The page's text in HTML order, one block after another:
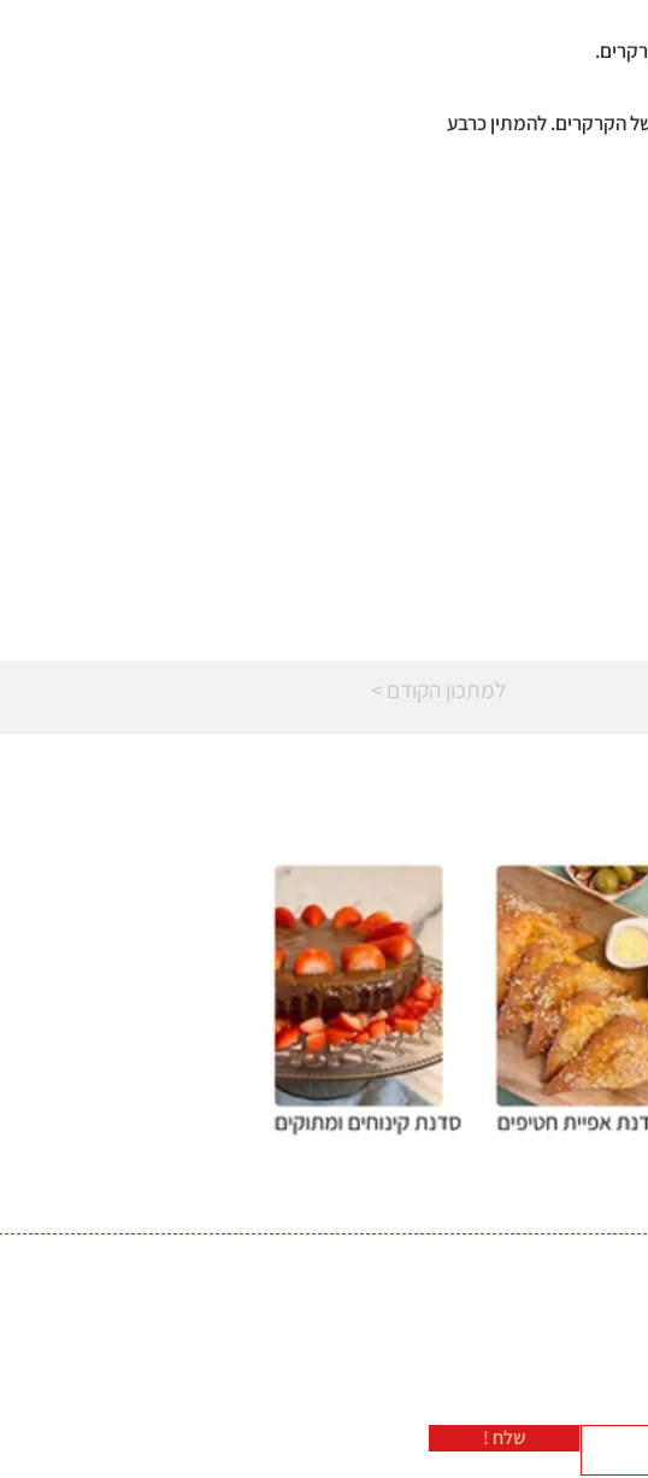
הקרקרים. להמתין כרבע
< למתכון הקודם
! שלח